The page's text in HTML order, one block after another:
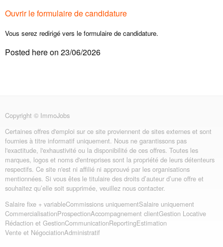
Ouvrir le formulaire de candidature
Vous serez redirigé vers le formulaire de candidature.
Posted here on 23/06/2026
Copyright © ImmoJobs
Certaines offres d'emploi sur ce site proviennent de sites externes et sont
fournies à titre informatif uniquement. Nous ne garantissons pas
l'exactitude, l'exhaustivité ou la disponibilité de ces offres. Toutes les
marques, logos et noms d'entreprises sont la propriété de leurs détenteurs
respectifs. Ce site n'est ni affilié ni approuvé par les organisations
mentionnées. Si vous êtes le titulaire des droits d’auteur d’une offre et
souhaitez qu’elle soit supprimée, veuillez nous contacter.
Salaire fixe + variableCommissions uniquementSalaire uniquement
CommercialisationProspectionAccompagnement clientGestion Locative
Rédaction et GestionCommunicationReportingEstimation
Vente et NégociationAdministratif